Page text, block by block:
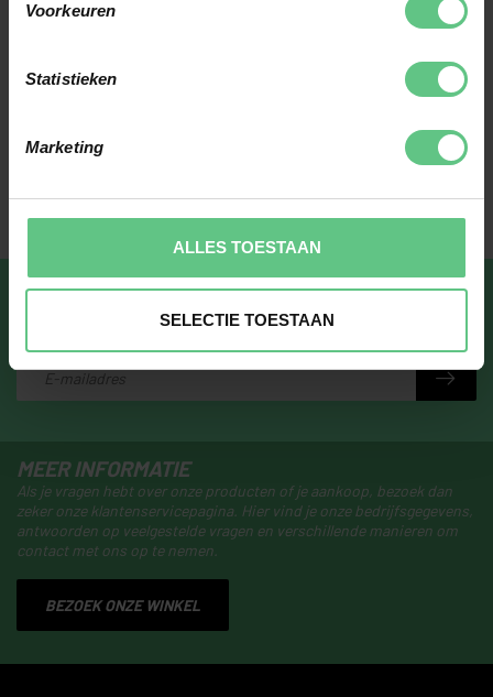
Voorkeuren
Statistieken
Marketing
ALLES TOESTAAN
SELECTIE TOESTAAN
MEER INFORMATIE
Als je vragen hebt over onze producten of je aankoop, bezoek dan
zeker onze klantenservicepagina. Hier vind je onze bedrijfsgegevens,
antwoorden op veelgestelde vragen en verschillende manieren om
contact met ons op te nemen.
BEZOEK ONZE WINKEL
Blijf op de hoogte over onze laatste acties